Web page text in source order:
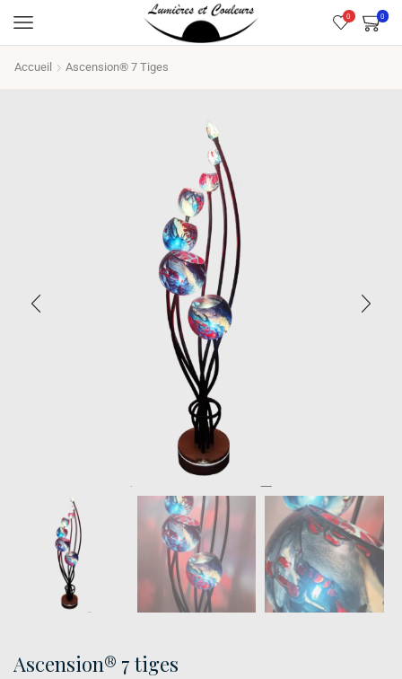
0 0
Accueil Ascension® 7 Tiges
Ascension® 7 tiges